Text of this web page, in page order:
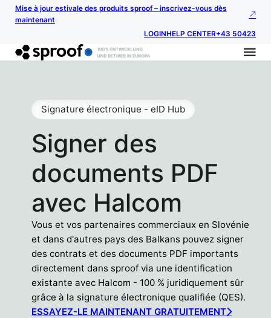
Mise à jour estivale des produits sproof – inscrivez-vous dès
maintenant
LOGINHELP CENTER+43 50423
Signer des
documents PDF
avec Halcom
Signature électronique - eID Hub
Vous et vos partenaires commerciaux en Slovénie
et dans d'autres pays des Balkans pouvez signer
des contrats et des documents PDF importants
directement dans sproof via une identification
existante avec Halcom - 100 % juridiquement sûr
grâce à la signature électronique qualifiée (QES).
ESSAYEZ-LE MAINTENANT GRATUITEMENT